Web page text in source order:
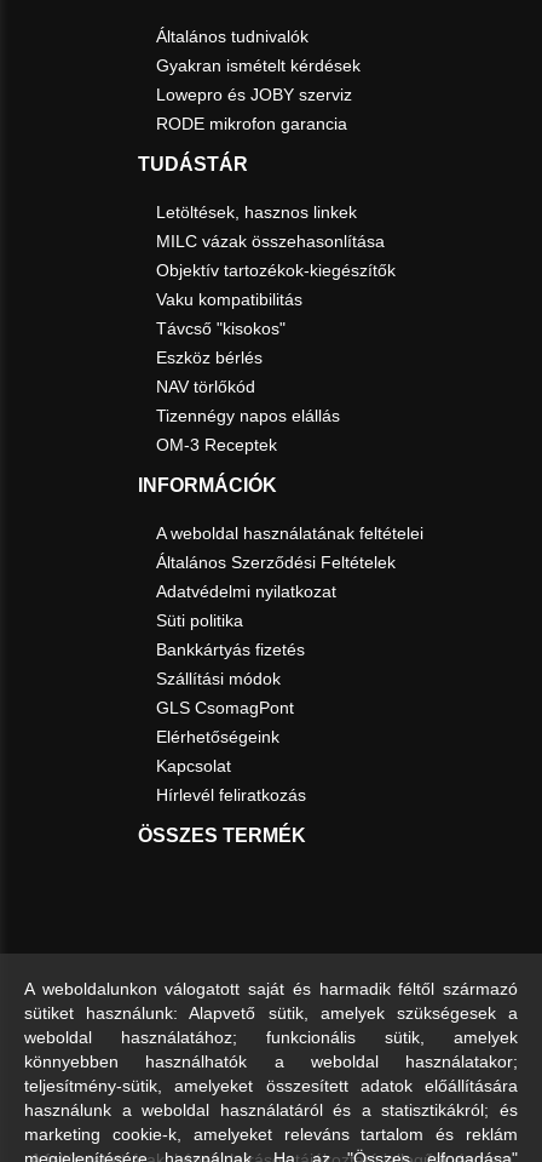
Általános tudnivalók
Gyakran ismételt kérdések
Lowepro és JOBY szerviz
RODE mikrofon garancia
TUDÁSTÁR
Letöltések, hasznos linkek
MILC vázak összehasonlítása
Objektív tartozékok-kiegészítők
Vaku kompatibilitás
Távcső "kisokos"
Eszköz bérlés
NAV törlőkód
Tizennégy napos elállás
OM-3 Receptek
INFORMÁCIÓK
A weboldal használatának feltételei
Általános Szerződési Feltételek
Adatvédelmi nyilatkozat
Süti politika
Bankkártyás fizetés
Szállítási módok
GLS CsomagPont
Elérhetőségeink
Kapcsolat
Hírlevél feliratkozás
ÖSSZES TERMÉK
A weboldalunkon válogatott saját és harmadik féltől származó
sütiket használunk: Alapvető sütik, amelyek szükségesek a
weboldal használatához; funkcionális sütik, amelyek
könnyebben használhatók a weboldal használatakor;
teljesítmény-sütik, amelyeket összesített adatok előállítására
használunk a weboldal használatáról és a statisztikákról; és
marketing cookie-k, amelyeket releváns tartalom és reklám